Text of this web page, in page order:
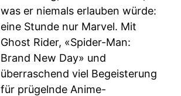
was er niemals erlauben würde:
eine Stunde nur Marvel. Mit
Ghost Rider, «Spider-Man:
Brand New Day» und
überraschend viel Begeisterung
für prügelnde Anime-